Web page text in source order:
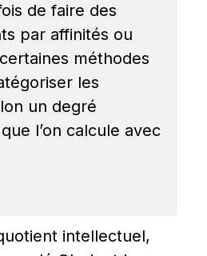
de faire des
par affinités ou
méthodes
les
un degré
l’on calcule avec
intellectuel,